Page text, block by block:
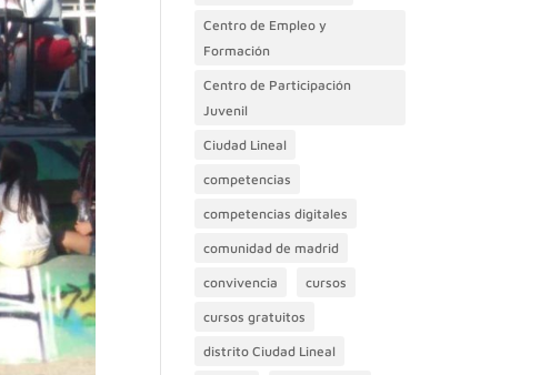
Centro de Empleo y
Formación
Centro de Participación
Juvenil
Ciudad Lineal
competencias
competencias digitales
comunidad de madrid
convivencia cursos
cursos gratuitos
distrito Ciudad Lineal